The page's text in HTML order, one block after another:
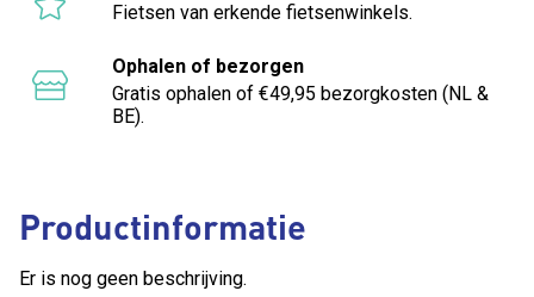
Productinformatie
Er is nog geen beschrijving.
Fietsen van erkende fietsenwinkels.
Ophalen of bezorgen
Gratis ophalen of €49,95 bezorgkosten (NL &
BE).